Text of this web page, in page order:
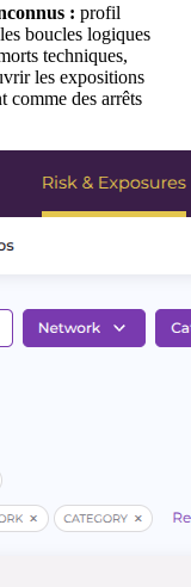
: profil
boucles logiques
techniques,
les expositions
comme des arrêts